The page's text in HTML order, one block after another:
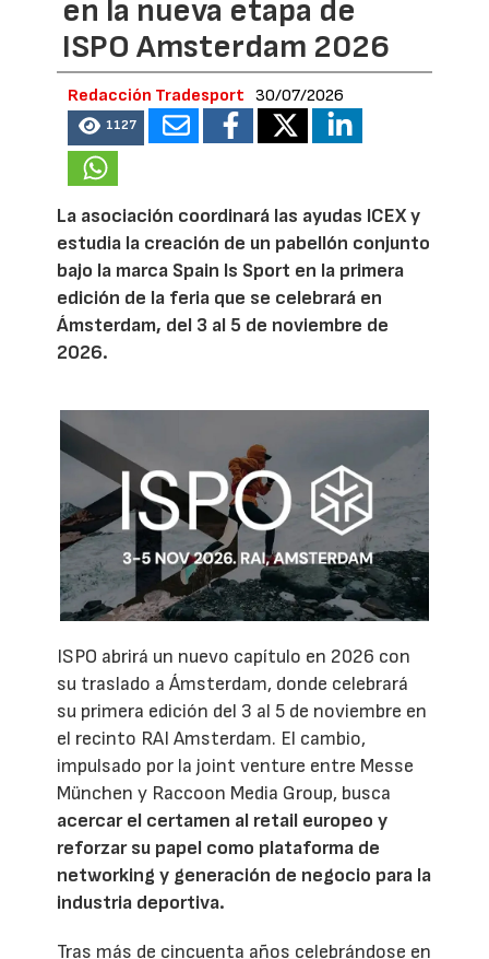
en la nueva etapa de
ISPO Amsterdam 2026
Redacción Tradesport 30/07/2026
1127
La asociación coordinará las ayudas ICEX y
estudia la creación de un pabellón conjunto
bajo la marca Spain Is Sport en la primera
edición de la feria que se celebrará en
Ámsterdam, del 3 al 5 de noviembre de
2026.
ISPO abrirá un nuevo capítulo en 2026 con
su traslado a Ámsterdam, donde celebrará
su primera edición del 3 al 5 de noviembre en
el recinto RAI Amsterdam. El cambio,
impulsado por la joint venture entre Messe
München y Raccoon Media Group, busca
acercar el certamen al retail europeo y
reforzar su papel como plataforma de
networking y generación de negocio para la
industria deportiva.
Tras más de cincuenta años celebrándose en